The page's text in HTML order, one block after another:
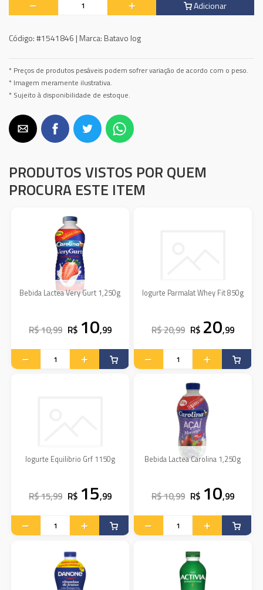
Adicionar
Código:#1541846 | Marca: Batavo Iog
* Preços de produtos pesáveis podem sofrer variação de acordo com o peso.
* Imagem meramente ilustrativa.
* Sujeito à disponibilidade de estoque.
PRODUTOS VISTOS POR QUEM
PROCURA ESTE ITEM
Bebida Lactea Very Gurt 1,250g
R$ 10,99 R$ 10,99
Iogurte Parmalat Whey Fit 850g
R$ 20,99 R$ 20,99
Iogurte Equilibrio Grf 1150g
R$ 15,99 R$ 15,99
Bebida Lactea Carolina 1,250g
R$ 10,99 R$ 10,99